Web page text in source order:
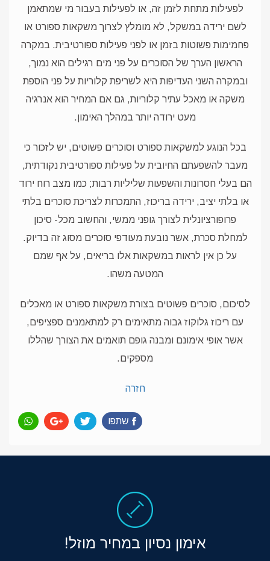
לפעילות מתחת לזמן זה, או לפעילות בעבור מי שמתאמן
לשם ירידה במשקל, לא מומלץ לצרוך משקאות ספורט או
פחמימות פשוטות בזמן או לפני פעילות ספורטיבית. במקרה
הראשון הערך של הסוכרים על פני מים רגילים הוא נמוך,
ובמקרה השני העדיפות היא לשריפת קלוריות על פני הוספת
משקה או מאכל עתיר קלוריות, גם אם המחיר הוא אנרגיה
מעט ירודה יותר במהלך האימון.
בכל הנוגע למשקאות ספורט וסוכרים פשוטים, יש לזכור כי
מעבר להשפעתם החיובית על פעילות ספורטיבית נקודתית,
הם בעלי חסרונות והשפעות שליליות רבות; כמו מצב רוח ירוד
או בלתי יציב, ירידה בריכוז, התמכרות לצריכת סוכרים בלתי
פרופורציונלית לצורך גופני ממשי, והחשוב מכל- סיכון
למחלת סכרת, אשר נובעת מעודפי סוכרים מסוג זה בדיוק.
על כן אין לראות במשקאות אלו בריאים, על אף שמם
המטעה משהו.
לסיכום, סוכרים פשוטים בצורת משקאות ספורט או מאכלים
עם ריכוז גלוקוז גבוה מתאימים רק למתאמנים ספציפים,
אשר אופי אימונם ומבנה גופם תואמים את הצורך שהללו
מספקים.
חזרה
שתפו
אימון נסיון במחיר מוזל!